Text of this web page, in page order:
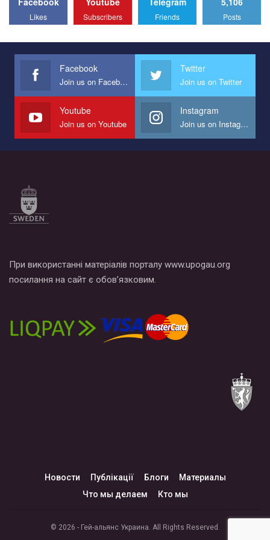
All you have to do is to press "Like" below the video.
Эмоционально сильный ролик от команды "Гей-альянс
представляющий программу развития организации.
Мы просим вас поддержать нас и помочь нам реализовать
наш план по борьбе с насилием и дискриминацией на почве
СОГИ в Украине.
Все, что вам нужно сделать - это зайти на наш канал YouTube
по этой ссылке и поставить лайк под видео.
Likes Subscribers Friends Posts
Facebook
Join us on Facebook
Twitter
Join us on Twitter
Youtube
Join us on Youtube
Instagram
Join us on Instagram
При використанні матеріалів порталу www.upogau.org
посилання на сайт є обов’язковим.
Новости Публікації Блоги
Материалы
Что мы делаем
Кто мы
© 2026 - Гей-альянс Украина. All Rights Reserved.